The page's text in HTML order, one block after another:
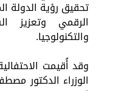
تحقيق رؤية الدولة
الرقمي وتعزيز
والتكنولوجيا.
وقد أُقيمت
الوزراء الدكتور